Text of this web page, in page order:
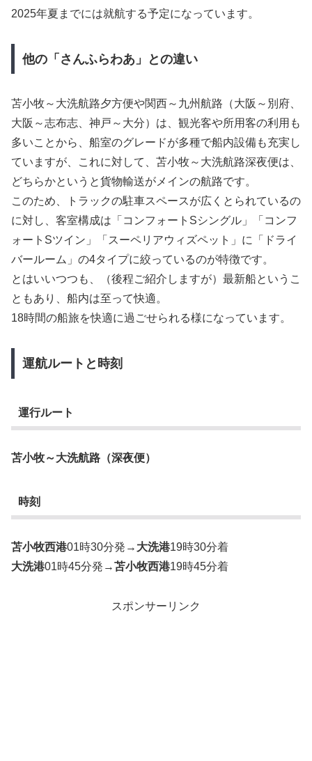
2025年夏までには就航する予定になっています。
他の「さんふらわあ」との違い
苫小牧～大洗航路夕方便や関西～九州航路（大阪～別府、
大阪～志布志、神戸～大分）は、観光客や所用客の利用も
多いことから、船室のグレードが多種で船内設備も充実し
ていますが、これに対して、苫小牧～大洗航路深夜便は、
どちらかというと貨物輸送がメインの航路です。
このため、トラックの駐車スペースが広くとられているの
に対し、客室構成は「コンフォートSシングル」「コンフ
ォートSツイン」「スーペリアウィズペット」に「ドライ
バールーム」の4タイプに絞っているのが特徴です。
とはいいつつも、（後程ご紹介しますが）最新船というこ
ともあり、船内は至って快適。
18時間の船旅を快適に過ごせられる様になっています。
運航ルートと時刻
運行ルート
苫小牧～大洗航路（深夜便）
時刻
苫小牧西港01時30分発→ 大洗港19時30分着
大洗港01時45分発→苫小牧西港19時45分着
スポンサーリンク